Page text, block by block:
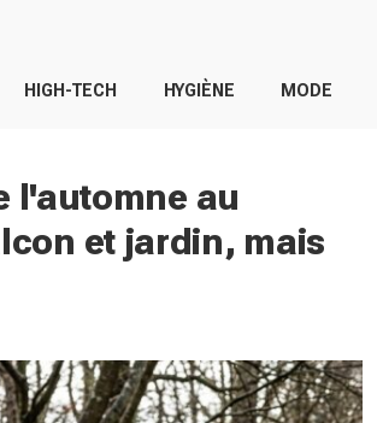
HIGH-TECH HYGIÈNE MODE
l'automne au
et jardin, mais